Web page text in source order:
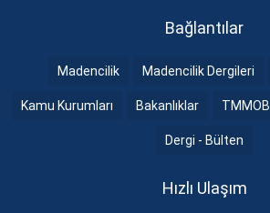
Bağlantılar
Madencilik Madencilik Dergileri
Kamu Kurumları Bakanlıklar TMMOB
Dergi - Bülten
Hızlı Ulaşım